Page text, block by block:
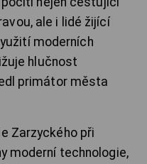
ale i lidé žijící
moderních
hlučnost
primátor města
Zarzyckého při
moderní technologie,